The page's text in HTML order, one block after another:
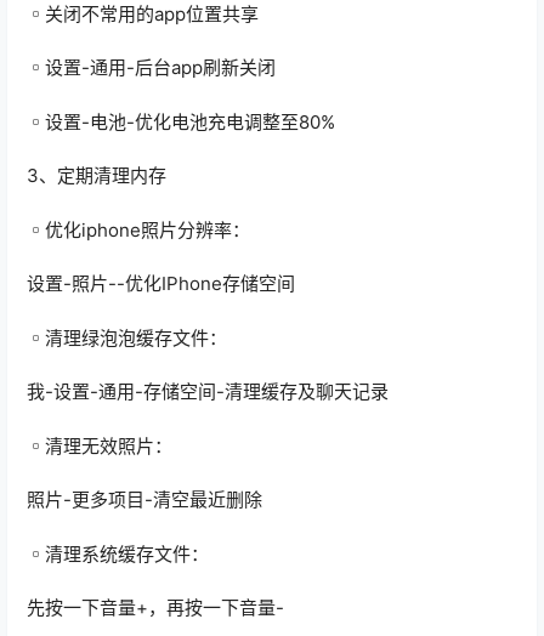
▫️关闭不常用的app位置共享
▫️设置-通用-后台app刷新关闭
▫️设置-电池-优化电池充电调整至80%
3、定期清理内存
▫️优化iphone照片分辨率：
设置-照片--优化IPhone存储空间
▫️清理绿泡泡缓存文件：
我-设置-通用-存储空间-清理缓存及聊天记录
▫️清理无效照片：
照片-更多项目-清空最近删除
▫️清理系统缓存文件：
先按一下音量+，再按一下音量-